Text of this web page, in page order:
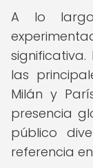
A lo
las
Milán y
presencia
público
referencia